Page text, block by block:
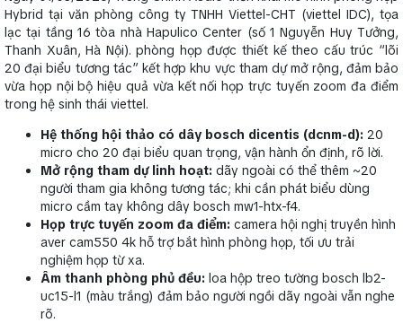
Hybrid tại văn phòng công ty TNHH Viettel-CHT (viettel IDC), tọa
lạc tại tầng 16 tòa nhà Hapulico Center (số 1 Nguyễn Huy Tưởng,
Thanh Xuân, Hà Nội). phòng họp được thiết kế theo cấu trúc “lõi
20 đại biểu tương tác” kết hợp khu vực tham dự mở rộng, đảm bảo
vừa họp nội bộ hiệu quả vừa kết nối họp trực tuyến zoom đa điểm
trong hệ sinh thái viettel.
Hệ thống hội thảo có dây bosch dicentis (dcnm-d): 20
micro cho 20 đại biểu quan trọng, vận hành ổn định, rõ lời.
Mở rộng tham dự linh hoạt: dãy ngoài có thể thêm ~20
người tham gia không tương tác; khi cần phát biểu dùng
micro cầm tay không dây bosch mw1-htx-f4.
Họp trực tuyến zoom đa điểm: camera hội nghị truyền hình
aver cam550 4k hỗ trợ bắt hình phòng họp, tối ưu trải
nghiệm họp từ xa.
Âm thanh phòng phủ đều: loa hộp treo tường bosch lb2-
uc15-l1 (màu trắng) đảm bảo người ngồi dãy ngoài vẫn nghe
rõ.